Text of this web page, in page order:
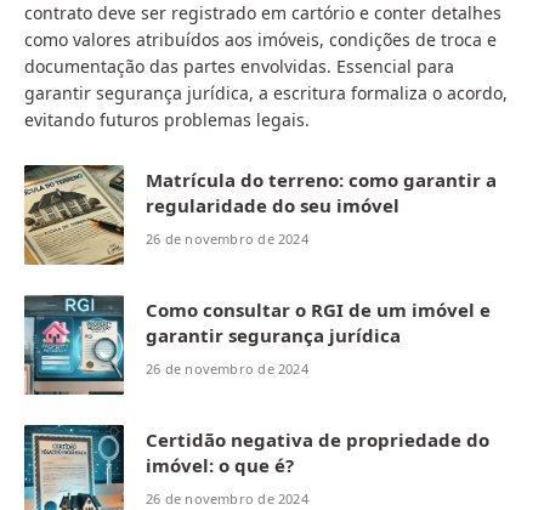
contrato deve ser registrado em cartório e conter detalhes
como valores atribuídos aos imóveis, condições de troca e
documentação das partes envolvidas. Essencial para
garantir segurança jurídica, a escritura formaliza o acordo,
evitando futuros problemas legais.
Matrícula do terreno: como garantir a
regularidade do seu imóvel
26 de novembro de 2024
Como consultar o RGI de um imóvel e
garantir segurança jurídica
26 de novembro de 2024
Certidão negativa de propriedade do
imóvel: o que é?
26 de novembro de 2024